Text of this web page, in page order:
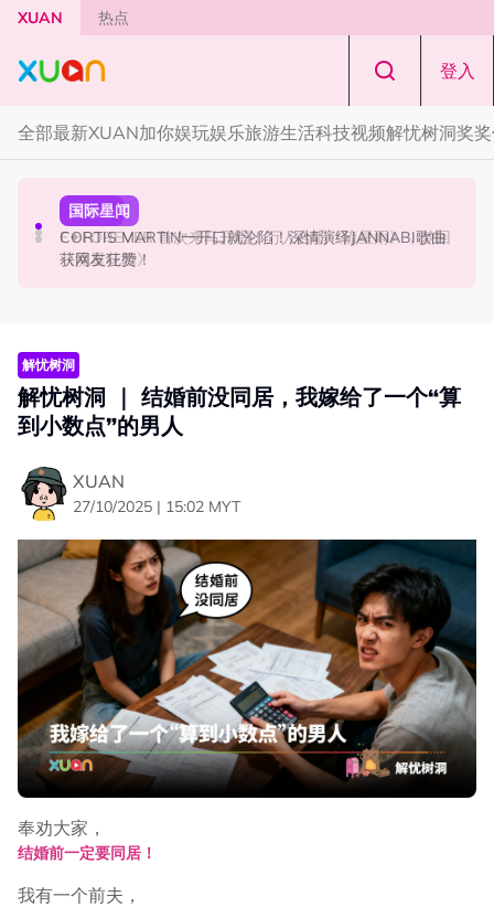
Skip to main content
XUAN 热点
登入
全部最新XUAN加你娱玩娱乐旅游生活科技视频解忧树洞奖
国际星闻
张员瑛频陷耍大牌争议！首度吐心声：真相终究会浮出水
面！
演唱会
F✦FOREVER 首次来马开唱！万人合唱《流星雨》，梦回
《流星花园》
国际星闻
CORTIS MARTIN一开口就沦陷！深情演绎JANNABI歌曲
获网友狂赞！
解忧树洞
解忧树洞 ｜ 结婚前没同居，我嫁给了一个“算
到小数点”的男人
XUAN
27/10/2025 | 15:02 MYT
奉劝大家，
结婚前一定要同居！
我有一个前夫，